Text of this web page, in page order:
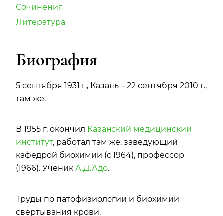
Сочинения
Литература
Биография
5 сентября 1931 г., Казань – 22 сентября 2010 г.,
там же.
В 1955 г. окончил Казанский медицинский
институт, работал там же, заведующий
кафедрой биохимии (с 1964), профессор
(1966). Ученик А.Д.Адо.
Труды по патофизиологии и биохимии
свертывания крови.